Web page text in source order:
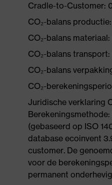
Cradle-to-Customer:
CO₂-balans
CO₂-balans
CO₂-balans
CO₂-balans
CO₂-
Juridische verklaring
Berekeningsmethode:
(gebaseerd op ISO
database ecoinvent
customer. De
voor de
permanent